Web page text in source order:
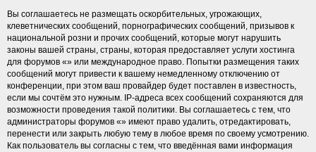
Вы соглашаетесь не размещать оскорбительных, угрожающих,
клеветнических сообщений, порнографических сообщений, призывов к
национальной розни и прочих сообщений, которые могут нарушить
законы вашей страны, страны, которая предоставляет услуги хостинга
для форумов «» или международное право. Попытки размещения таких
сообщений могут привести к вашему немедленному отключению от
конференции, при этом ваш провайдер будет поставлен в известность,
если мы сочтём это нужным. IP-адреса всех сообщений сохраняются для
возможности проведения такой политики. Вы соглашаетесь с тем, что
администраторы форумов «» имеют право удалить, отредактировать,
перенести или закрыть любую тему в любое время по своему усмотрению.
Как пользователь вы согласны с тем, что введённая вами информация